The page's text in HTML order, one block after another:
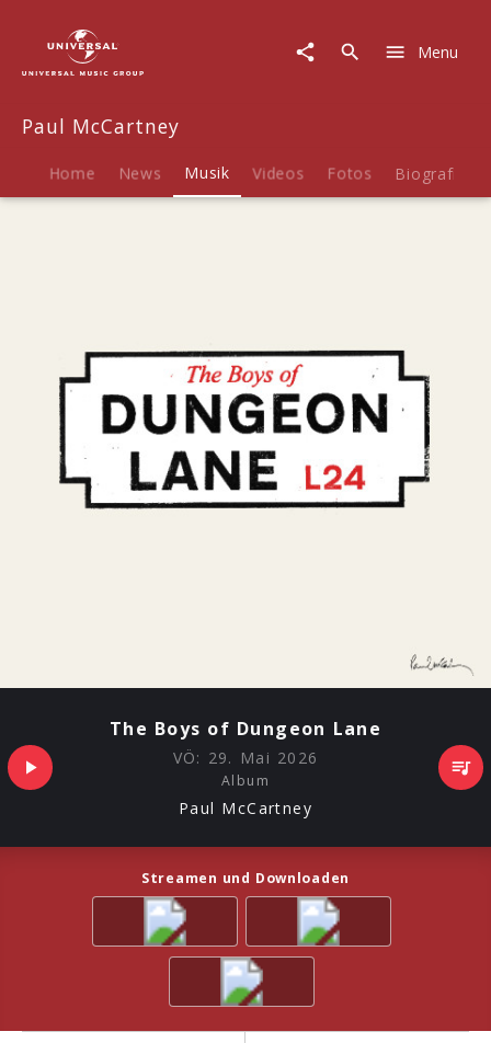
McCartney
Musik
The
Dungeon
Menu
Paul McCartney
Home News Musik Videos Fotos Biografie
The Boys of Dungeon Lane
VÖ: 29. Mai 2026
Album
Paul McCartney
Streamen und Downloaden